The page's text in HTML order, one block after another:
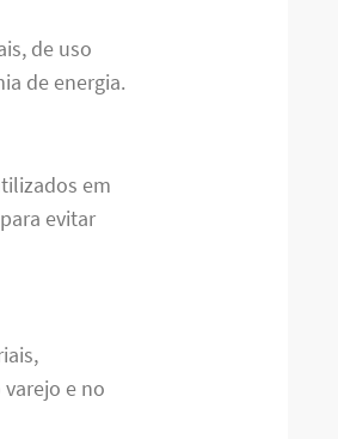
de uso
de energia.
em
evitar
e no